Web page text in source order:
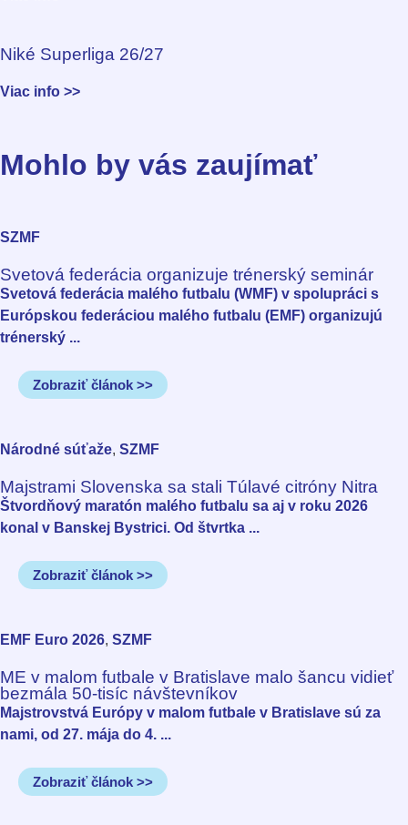
Niké Superliga 26/27
Viac info >>
Mohlo by vás zaujímať
SZMF
Svetová federácia organizuje trénerský seminár
Svetová federácia malého futbalu (WMF) v spolupráci s
Európskou federáciou malého futbalu (EMF) organizujú
trénerský ...
Zobraziť článok >>
Národné súťaže, SZMF
Majstrami Slovenska sa stali Túlavé citróny Nitra
Štvordňový maratón malého futbalu sa aj v roku 2026
konal v Banskej Bystrici. Od štvrtka ...
Zobraziť článok >>
EMF Euro 2026, SZMF
ME v malom futbale v Bratislave malo šancu vidieť
bezmála 50-tisíc návštevníkov
Majstrovstvá Európy v malom futbale v Bratislave sú za
nami, od 27. mája do 4. ...
Zobraziť článok >>